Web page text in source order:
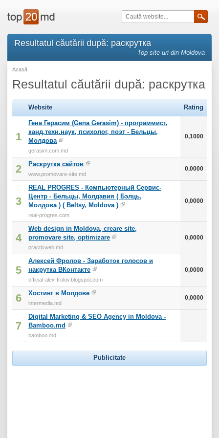
Resultatul căutării după: раскрутка
Top site-uri din Moldova
Acasă
Resultatul căutării după: раскрутка
Website Rating
1
Гена Герасим (Gena Gerasim) - программист,
канд.техн.наук, психолог, поэт - Бельцы,
Молдова
gerasim.com.md
0,1000
2 Раскрутка сайтов
www.promovare-site.md
0,0000
3
REAL PROGRES - Компьютерный Сервис-
Центр - Бельцы, Молдавия ( Бэлць,
Молдова ) ( Beltsy, Moldova )
real-progres.com
0,0000
4
Web design in Moldova, creare site,
promovare site, optimizare
practicweb.md
0,0000
5
Алексей Фролов - Заработок голосов и
накрутка ВКонтакте
official-alex-frolov.blogspot.com
0,0000
6 Хостинг в Молдове
intermedia.md
0,0000
7
Digital Marketing & SEO Agency in Moldova -
Bamboo.md
bamboo.md
Publicitate